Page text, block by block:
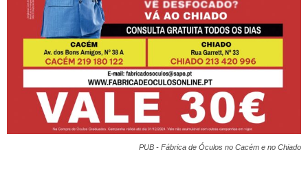
PUB - Fábrica de Óculos no Cacém e no Chiado